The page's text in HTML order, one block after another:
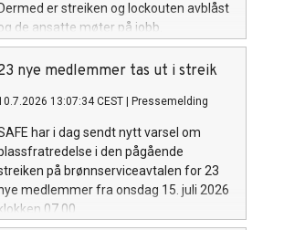
er streiken og lockouten avblåst
de ansatte møter på jobb.
nye medlemmer tas ut i streik
13:07:34 CEST Pressemelding
har i dag sendt nytt varsel om
i den pågående
på brønnserviceavtalen for 23
medlemmer fra onsdag 15. juli 2026
07.00.